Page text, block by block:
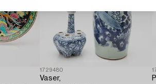
1729480
Vaser,